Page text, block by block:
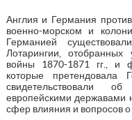
Англия и Германия
военно-морском и
Германией
Лотарингии,
войны 1870-1871 гг., и
которые претендовала
свидетельствовали
европейскими державами
сфер влияния и вопросов о